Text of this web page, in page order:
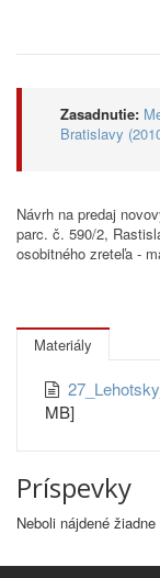
Zasadnutie:
Bratislavy
Návrh na predaj
parc. č. 590/2,
osobitného zreteľa -
Materiály
MB]
Príspevky
Neboli nájdené